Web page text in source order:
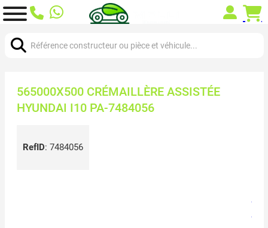
565000X500 CRÉMAILLÈRE ASSISTÉE
HYUNDAI I10 PA-7484056
RefID: 7484056